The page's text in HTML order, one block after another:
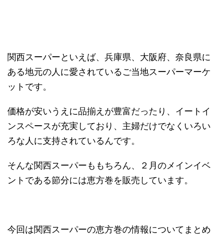
関西スーパーといえば、兵庫県、大阪府、奈良県に
ある地元の人に愛されているご当地スーパーマーケ
ットです。
価格が安いうえに品揃えが豊富だったり、イートイ
ンスペースが充実しており、主婦だけでなくいろい
ろな人に支持されているんです。
そんな関西スーパーももちろん、２月のメインイベ
ントである節分には恵方巻を販売しています。
今回は関西スーパーの恵方巻の情報についてまとめ